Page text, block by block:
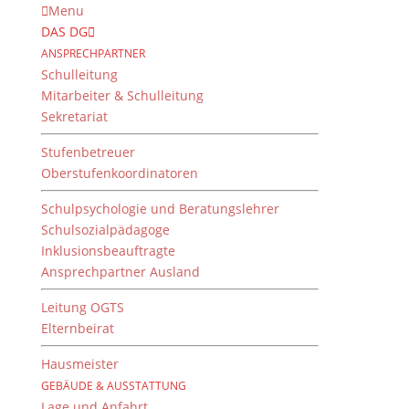
Menu
DAS DG
ANSPRECHPARTNER
Schulleitung
Mitarbeiter & Schulleitung
Sekretariat
Stufenbetreuer
Oberstufenkoordinatoren
Schulpsychologie und Beratungslehrer
Schulsozialpädagoge
Inklusionsbeauftragte
Ansprechpartner Ausland
Leitung OGTS
Elternbeirat
Hausmeister
GEBÄUDE & AUSSTATTUNG
Buch des Monats Juni:
Juliane Pickel: Krummer
Hund
vonDientzenhofer-Gymnasium